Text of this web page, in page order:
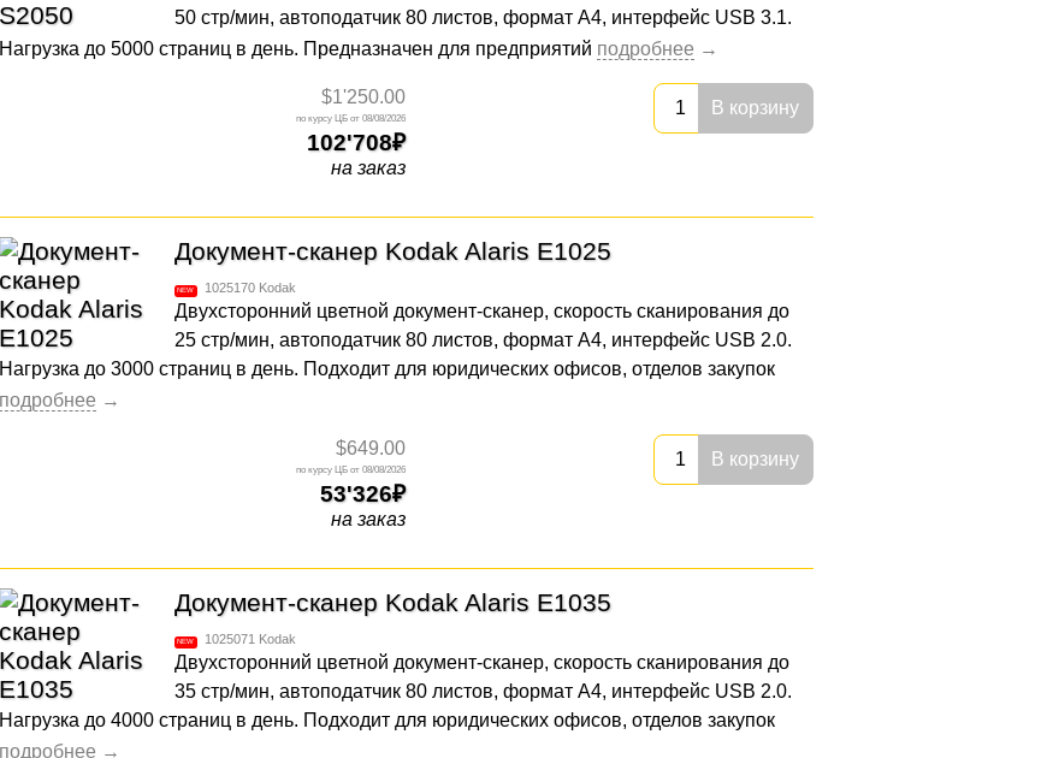
50 стр/мин, автоподатчик 80 листов, формат А4, интерфейс USB 3.1.
Нагрузка до 5000 страниц в день. Предназначен для предприятий
$1'250.00
08/08/2026
102'708
на заказ
В корзину
Документ-сканер Kodak Alaris E1025
1025170Kodak
Двухсторонний цветной документ-сканер, скорость сканирования до
25 стр/мин, автоподатчик 80 листов, формат А4, интерфейс USB 2.0.
Нагрузка до 3000 страниц в день. Подходит для юридических офисов, отделов закупок
$649.00
08/08/2026
53'326
на заказ
В корзину
Документ-сканер Kodak Alaris E1035
1025071 Kodak
Двухсторонний цветной документ-сканер, скорость сканирования до
35 стр/мин, автоподатчик 80 листов, формат А4, интерфейс USB 2.0.
Нагрузка до 4000 страниц в день. Подходит для юридических офисов, отделов закупок